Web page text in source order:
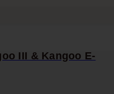
III & Kangoo E-